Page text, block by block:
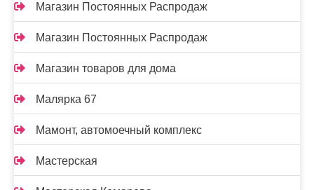
Магазин Постоянных Распродаж
Магазин Постоянных Распродаж
Магазин товаров для дома
Малярка 67
Мамонт, автомоечный комплекс
Мастерская